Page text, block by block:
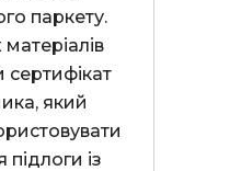
паркету.
який
підлоги із